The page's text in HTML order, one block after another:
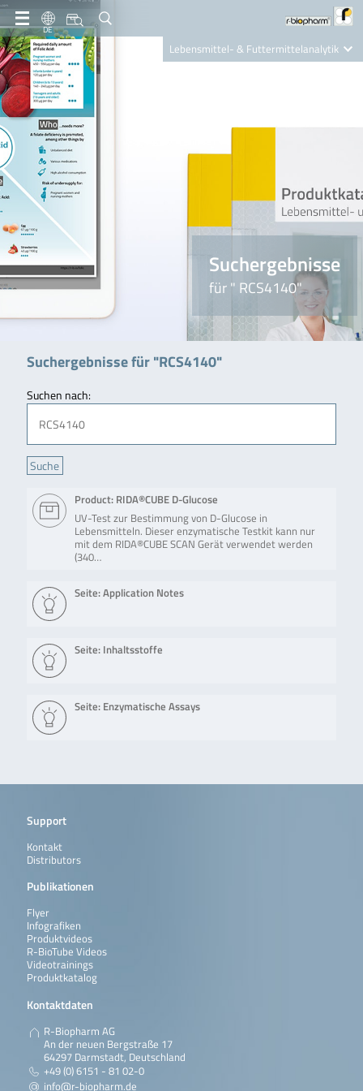
DE
Lebensmittel- & Futtermittelanalytik
Nutrition Care
Suchergebnisse
für " RCS4140"
Suchergebnisse für "RCS4140"
Suchen nach:
Product: RIDA®CUBE D-Glucose
UV-Test zur Bestimmung von D-Glucose in
Lebensmitteln. Dieser enzymatische Testkit kann nur
mit dem RIDA®CUBE SCAN Gerät verwendet werden
(340…
Seite: Application Notes
Seite: Inhaltsstoffe
Seite: Enzymatische Assays
Support
Kontakt
Distributors
Publikationen
Flyer
Infografiken
Produktvideos
R-BioTube Videos
Videotrainings
Produktkatalog
Kontaktdaten
R-Biopharm AG
An der neuen Bergstraße 17
64297 Darmstadt, Deutschland
+49 (0) 6151 - 81 02-0
info@r-biopharm.de